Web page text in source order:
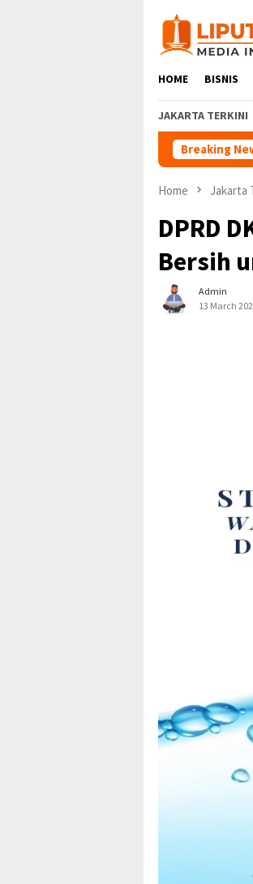
content
HOME BISNIS
JAKARTA TERKINI
Breaking
Home Jakarta
DPRD
Bersih
Admin
13 March